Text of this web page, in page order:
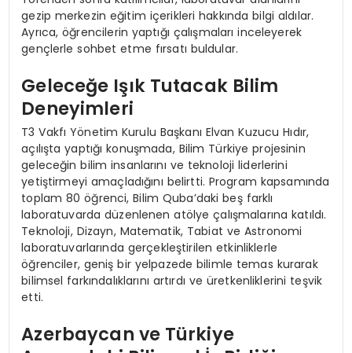
gezip merkezin eğitim içerikleri hakkında bilgi aldılar.
Ayrıca, öğrencilerin yaptığı çalışmaları inceleyerek
gençlerle sohbet etme fırsatı buldular.
Geleceğe Işık Tutacak Bilim
Deneyimleri
T3 Vakfı Yönetim Kurulu Başkanı Elvan Kuzucu Hıdır,
açılışta yaptığı konuşmada, Bilim Türkiye projesinin
geleceğin bilim insanlarını ve teknoloji liderlerini
yetiştirmeyi amaçladığını belirtti. Program kapsamında
toplam 80 öğrenci, Bilim Quba’daki beş farklı
laboratuvarda düzenlenen atölye çalışmalarına katıldı.
Teknoloji, Dizayn, Matematik, Tabiat ve Astronomi
laboratuvarlarında gerçekleştirilen etkinliklerle
öğrenciler, geniş bir yelpazede bilimle temas kurarak
bilimsel farkındalıklarını artırdı ve üretkenliklerini teşvik
etti.
Azerbaycan ve Türkiye